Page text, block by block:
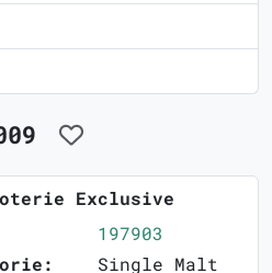
Exclusive
197903
Single Malt